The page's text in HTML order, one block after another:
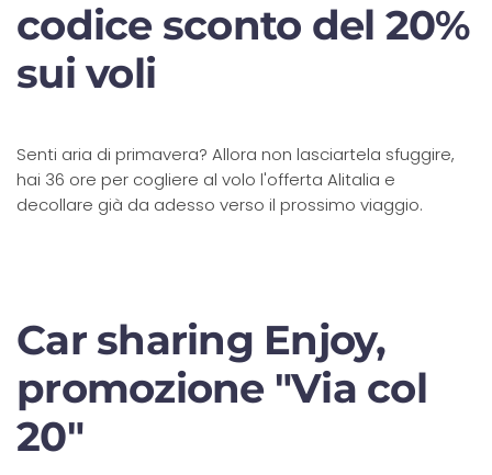
codice sconto del 20%
sui voli
Senti aria di primavera? Allora non lasciartela sfuggire,
hai 36 ore per cogliere al volo l'offerta Alitalia e
decollare già da adesso verso il prossimo viaggio.
Car sharing Enjoy,
promozione "Via col
20"